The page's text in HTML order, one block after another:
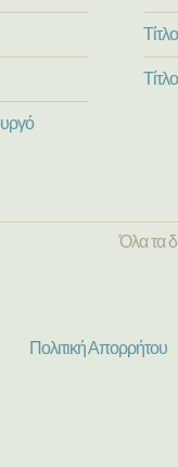
Όλα τα
Πολιτική Απορρήτου